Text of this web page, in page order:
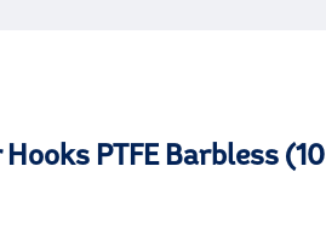
PTFE Barbless (10